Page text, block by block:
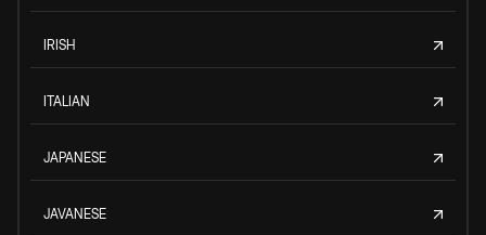
IRISH
ITALIAN
JAPANESE
JAVANESE